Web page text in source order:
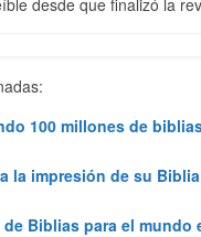
100 millones de
la impresión de su
Biblias para el mundo